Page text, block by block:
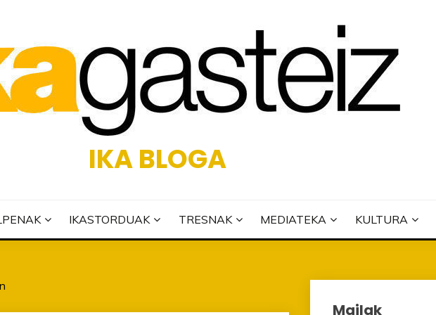
IKA BLOGA
IKASTORDUAK TRESNAK MEDIATEKA KULTURA
Mailak